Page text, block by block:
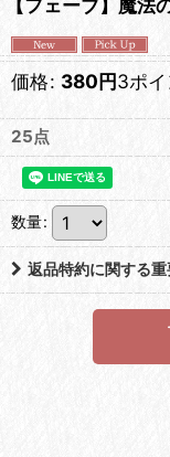
【フェーブ】魔法
価格: 380円3ポ
25点
数量:
返品特約に関する